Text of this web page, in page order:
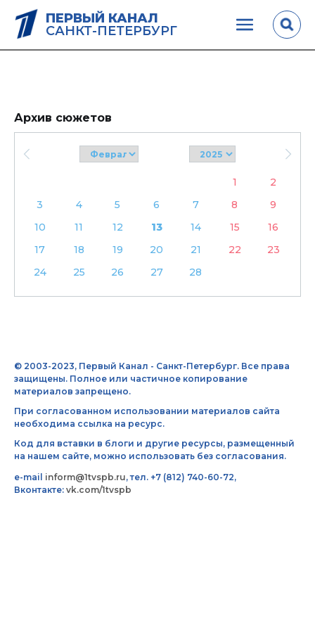
ПЕРВЫЙ КАНАЛ
САНКТ-ПЕТЕРБУРГ
Архив сюжетов
1
2
3
4 5 6 7 8
9
10
11 12 13 14 15
16
17
18 19 20 21 22
23
24
25 26 27 28
© 2003-2023, Первый Канал - Санкт-Петербург. Все права
защищены. Полное или частичное копирование
материалов запрещено.
При согласованном использовании материалов сайта
необходима ссылка на ресурс.
Код для вставки в блоги и другие ресурсы, размещенный
на нашем сайте, можно использовать без согласования.
e-mail inform@1tvspb.ru, тел. +7 (812) 740-60-72,
Вконтакте: vk.com/1tvspb